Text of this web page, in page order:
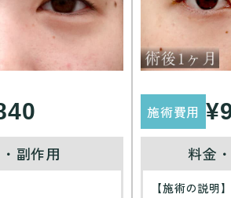
副作用
施術費用
料金
【施術の説明】